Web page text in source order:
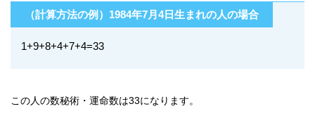
（計算方法の例）1984年7月4日生まれの人の場合
1+9+8+4+7+4=33
この人の数秘術・運命数は33になります。